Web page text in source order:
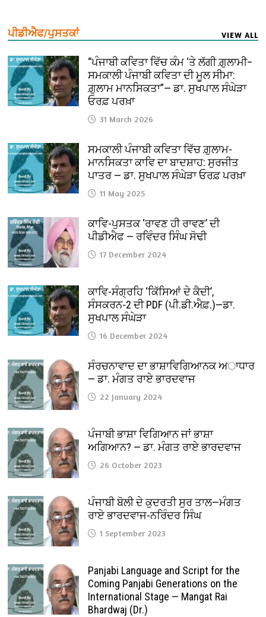
ਪੀਡੀਐਫ/ਪੁਸਤਕਾਂ VIEW ALL
“ਪੰਜਾਬੀ ਕਵਿਤਾ ਵਿੱਚ ਕੰਮ ‘ਤੇ ਲੱਗੀ ਗ਼ੁਲਾਮੀ–
ਸਮਕਾਲੀ ਪੰਜਾਬੀ ਕਵਿਤਾ ਦੀ ਮੂਲ ਸੀਮਾ:
ਗ਼ੁਲਾਮ ਮਾਨਸਿਕਤਾ”— ਡਾ. ਸੁਖਪਾਲ ਸੰਘੇੜਾ
ਓਰਫ਼ ਪਰਖ਼ਾ
31 March 2026
ਸਮਕਾਲੀ ਪੰਜਾਬੀ ਕਵਿਤਾ ਵਿੱਚ ਗ਼ੁਲਾਮ-
ਮਾਨਸਿਕਤਾ ਕਾਵਿ ਦਾ ਬਾਦਸ਼ਾਹ: ਸੁਰਜੀਤ
ਪਾਤਰ — ਡਾ. ਸੁਖਪਾਲ ਸੰਘੇੜਾ ਓਰਫ਼ ਪਰਖ਼ਾ
11 May 2025
ਕਾਵਿ-ਪੁਸਤਕ ‘ਰਾਵਣ ਹੀ ਰਾਵਣ’ ਦੀ
ਪੀਡੀਐਫ — ਰਵਿੰਦਰ ਸਿੰਘ ਸੋਢੀ
17 December 2024
ਕਾਵਿ-ਸੰਗ੍ਰਹਿ ‘ਕਿੱਸਿਆਂ ਦੇ ਕੈਦੀ’,
ਸੰਸਕਰਨ-2 ਦੀ PDF (ਪੀ.ਡੀ.ਐਫ਼.)—ਡਾ.
ਸੁਖਪਾਲ ਸੰਘੇੜਾ
16 December 2024
ਸੰਰਚਨਾਵਾਦ ਦਾ ਭਾਸ਼ਾਵਿਗਿਆਨਕ ਅਾਧਾਰ
— ਡਾ. ਮੰਗਤ ਰਾਏ ਭਾਰਦਵਾਜ
22 January 2024
ਪੰਜਾਬੀ ਭਾਸ਼ਾ ਵਿਗਿਆਨ ਜਾਂ ਭਾਸ਼ਾ
ਅਗਿਆਨ? — ਡਾ. ਮੰਗਤ ਰਾਏ ਭਾਰਦਵਾਜ
26 October 2023
ਪੰਜਾਬੀ ਬੋਲੀ ਦੇ ਕੁਦਰਤੀ ਸੁਰ ਤਾਲ—ਮੰਗਤ
ਰਾਏ ਭਾਰਦਵਾਜ-ਨਰਿੰਦਰ ਸਿੰਘ
1 September 2023
Panjabi Language and Script for the
Coming Panjabi Generations on the
International Stage — Mangat Rai
Bhardwaj (Dr.)